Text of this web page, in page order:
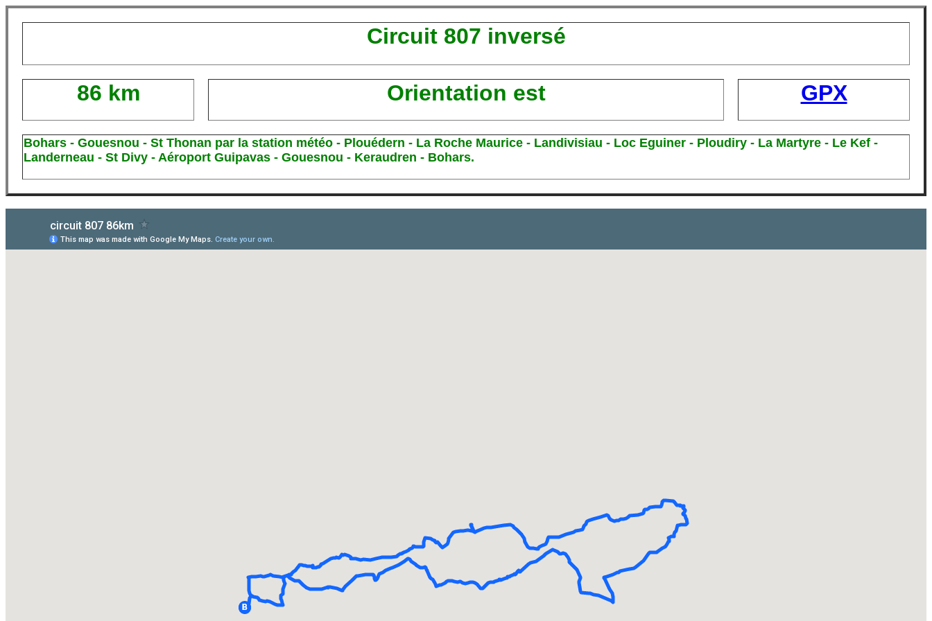
Circuit 807 inversé
86 km Orientation est GPX
Bohars - Gouesnou - St Thonan par la station météo - Plouédern - La Roche Maurice - Landivisiau - Loc Eguiner - Ploudiry - La Martyre - Le Kef -
Landerneau - St Divy - Aéroport Guipavas - Gouesnou - Keraudren - Bohars.